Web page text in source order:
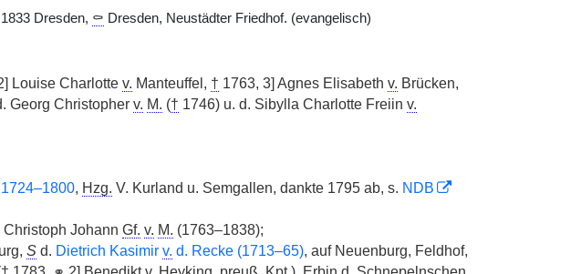
Dresden, ⚰ Dresden, Neustädter Friedhof. (evangelisch)
Louise Charlotte v. Manteuffel, † 1763, 3] Agnes Elisabeth v. Brücken,
Georg Christopher v. M. († 1746) u. d. Sibylla Charlotte Freiin v.
, Hzg. V. Kurland u. Semgallen, dankte 1795 ab, s. NDB
Johann Gf. v. M. (1763–1838);
Sd. Dietrich Kasimir v. d. Recke (1713–65), auf Neuenburg, Feldhof,